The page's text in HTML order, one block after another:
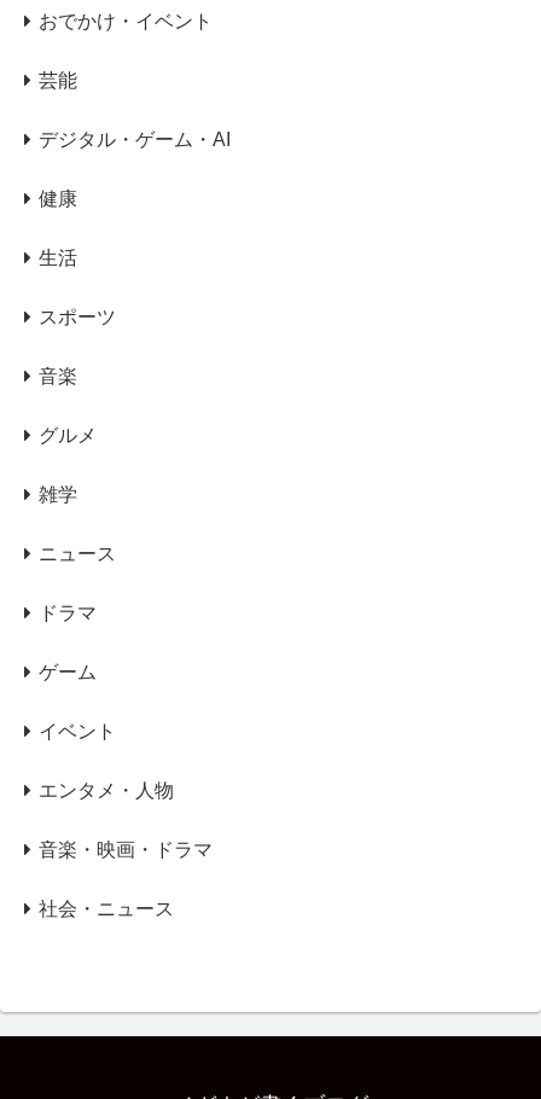
おでかけ・イベント
芸能
デジタル・ゲーム・AI
健康
生活
スポーツ
音楽
グルメ
雑学
ニュース
ドラマ
ゲーム
イベント
エンタメ・人物
音楽・映画・ドラマ
社会・ニュース